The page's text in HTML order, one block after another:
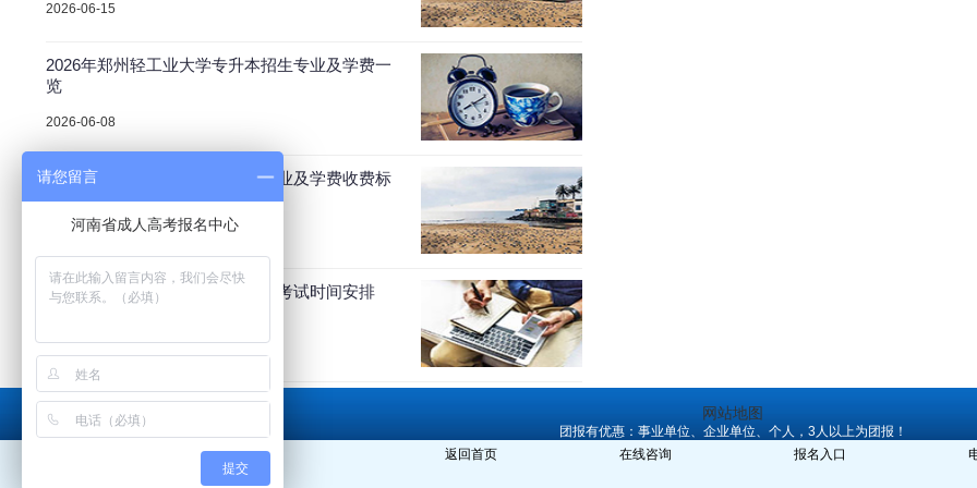
2026-06-15
2026年郑州轻工业大学专升本招生专业及学费一
览
2026-06-08
2026年商丘学院成人高考招生专业及学费收费标
准
2026-06-06
2026年许昌成人高考报名时间及考试时间安排
网站地图
团报有优惠：事业单位、企业单位、个人，3人以上为团报！
备案号：豫ICP备07001286
返回首页 在线咨询 报名入口
请您留言
提交